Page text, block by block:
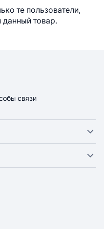
те пользователи,
данный товар.
связи